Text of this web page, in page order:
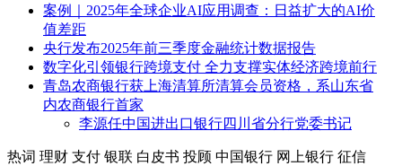
案例｜2025年全球企业AI应用调查：日益扩大的AI价
值差距
央行发布2025年前三季度金融统计数据报告
数字化引领银行跨境支付 全力支撑实体经济跨境前行
青岛农商银行获上海清算所清算会员资格，系山东省
内农商银行首家
李源任中国进出口银行四川省分行党委书记
热词 理财 支付 银联 白皮书 投顾 中国银行 网上银行 征信